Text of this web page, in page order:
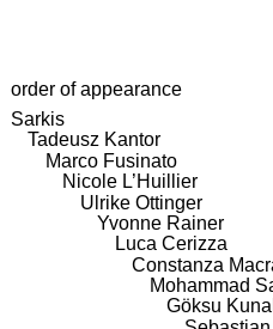
order of appearance
Sarkis
Tadeusz Kantor
Marco Fusinato
Nicole L’Huillier
Ulrike Ottinger
Yvonne Rainer
Luca Cerizza
Constanza
Mohammad
Göksu